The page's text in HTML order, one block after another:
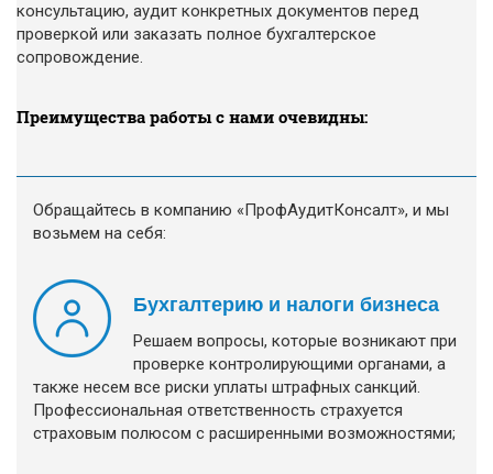
консультацию, аудит конкретных документов перед
проверкой или заказать полное бухгалтерское
сопровождение.
Преимущества работы с нами очевидны:
Обращайтесь в компанию «ПрофАудитКонсалт», и мы
возьмем на себя:
Бухгалтерию и налоги бизнеса
Решаем вопросы, которые возникают при
проверке контролирующими органами, а
также несем все риски уплаты штрафных санкций.
Профессиональная ответственность страхуется
страховым полюсом с расширенными возможностями;